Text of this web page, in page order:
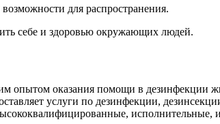
для распространения.
себе и здоровью окружающих людей.
опытом оказания помощи в дезинфекции
услуги по дезинфекции,